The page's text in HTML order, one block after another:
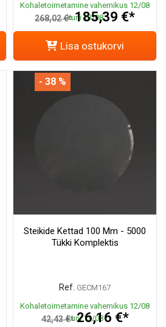
Kohaletoimetamine vahemikus 12/08
kuni 13/08
268,02 €* 185,39 €*
Lisa ostukorvi
Steikide Kettad 100 Mm - 5000
Tükki Komplektis
Ref. GECM167
Kohaletoimetamine vahemikus 12/08
kuni 13/08
42,43 €* 26,16 €*
- 38 %